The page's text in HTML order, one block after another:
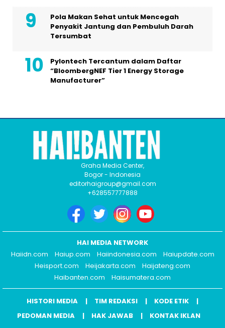
Pola Makan Sehat untuk Mencegah
Penyakit Jantung dan Pembuluh Darah
Tersumbat
Pylontech Tercantum dalam Daftar
“BloombergNEF Tier 1 Energy Storage
Manufacturer”
Graha Media Center,
Bogor - Indonesia
editorhaigroup@gmail.com
+628557777888
HAI MEDIA NETWORK
Haiidn.com
Haiup.com Haiindonesia.com
Haiupdate.com
Heisport.com
Heijakarta.com
Haijateng.com
Haibanten.com
Haisumatera.com
HISTORI MEDIA TIM REDAKSI
KODE ETIK
PEDOMAN MEDIA
HAK JAWAB KONTAK IKLAN